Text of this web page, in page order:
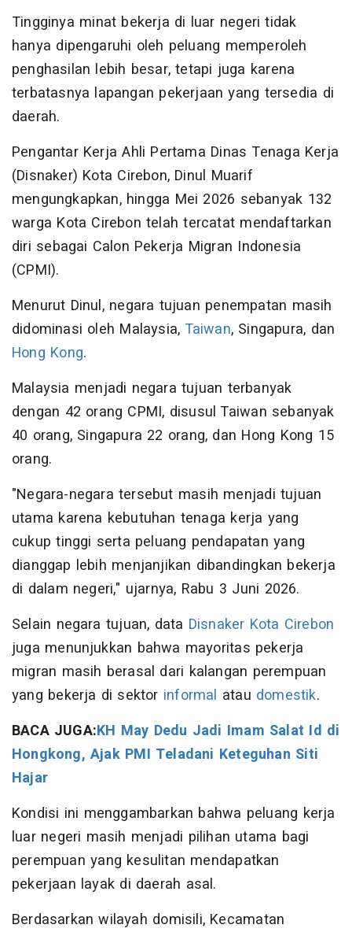
Tingginya minat bekerja di luar negeri tidak
hanya dipengaruhi oleh peluang memperoleh
penghasilan lebih besar, tetapi juga karena
terbatasnya lapangan pekerjaan yang tersedia di
daerah.
Pengantar Kerja Ahli Pertama Dinas Tenaga Kerja
(Disnaker) Kota Cirebon, Dinul Muarif
mengungkapkan, hingga Mei 2026 sebanyak 132
warga Kota Cirebon telah tercatat mendaftarkan
diri sebagai Calon Pekerja Migran Indonesia
(CPMI).
Menurut Dinul, negara tujuan penempatan masih
didominasi oleh Malaysia, Taiwan, Singapura, dan
Hong Kong.
Malaysia menjadi negara tujuan terbanyak
dengan 42 orang CPMI, disusul Taiwan sebanyak
40 orang, Singapura 22 orang, dan Hong Kong 15
orang.
"Negara-negara tersebut masih menjadi tujuan
utama karena kebutuhan tenaga kerja yang
cukup tinggi serta peluang pendapatan yang
dianggap lebih menjanjikan dibandingkan bekerja
di dalam negeri," ujarnya, Rabu 3 Juni 2026.
Selain negara tujuan, data Disnaker Kota Cirebon
juga menunjukkan bahwa mayoritas pekerja
migran masih berasal dari kalangan perempuan
yang bekerja di sektor informal atau domestik.
BACA JUGA:KH May Dedu Jadi Imam Salat Id di
Hongkong, Ajak PMI Teladani Keteguhan Siti
Hajar
Kondisi ini menggambarkan bahwa peluang kerja
luar negeri masih menjadi pilihan utama bagi
perempuan yang kesulitan mendapatkan
pekerjaan layak di daerah asal.
Berdasarkan wilayah domisili, Kecamatan